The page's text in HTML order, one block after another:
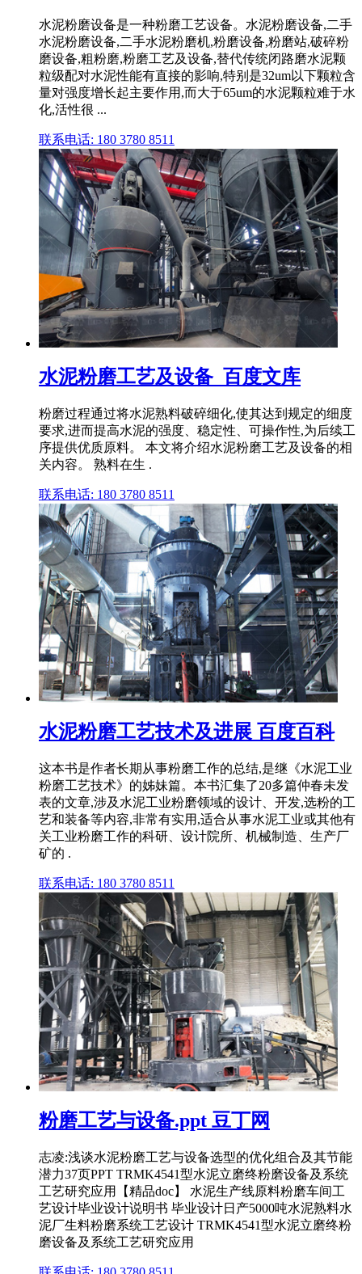
水泥粉磨设备是一种粉磨工艺设备。水泥粉磨设备,二手
水泥粉磨设备,二手水泥粉磨机,粉磨设备,粉磨站,破碎粉
磨设备,粗粉磨,粉磨工艺及设备,替代传统闭路磨水泥颗
粒级配对水泥性能有直接的影响,特别是32um以下颗粒含
量对强度增长起主要作用,而大于65um的水泥颗粒难于水
化,活性很 ...
联系电话: 180 3780 8511
水泥粉磨工艺及设备_百度文库
粉磨过程通过将水泥熟料破碎细化,使其达到规定的细度
要求,进而提高水泥的强度、稳定性、可操作性,为后续工
序提供优质原料。 本文将介绍水泥粉磨工艺及设备的相
关内容。 熟料在生 .
联系电话: 180 3780 8511
水泥粉磨工艺技术及进展 百度百科
这本书是作者长期从事粉磨工作的总结,是继《水泥工业
粉磨工艺技术》的姊妹篇。本书汇集了20多篇仲春未发
表的文章,涉及水泥工业粉磨领域的设计、开发,选粉的工
艺和装备等内容,非常有实用,适合从事水泥工业或其他有
关工业粉磨工作的科研、设计院所、机械制造、生产厂
矿的 .
联系电话: 180 3780 8511
粉磨工艺与设备.ppt 豆丁网
志凌:浅谈水泥粉磨工艺与设备选型的优化组合及其节能
潜力37页PPT TRMK4541型水泥立磨终粉磨设备及系统
工艺研究应用【精品doc】 水泥生产线原料粉磨车间工
艺设计毕业设计说明书 毕业设计日产5000吨水泥熟料水
泥厂生料粉磨系统工艺设计 TRMK4541型水泥立磨终粉
磨设备及系统工艺研究应用